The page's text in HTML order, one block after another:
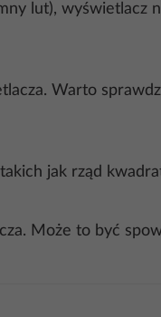
lut), wyświetlacz
Warto
jak rząd
Może to być